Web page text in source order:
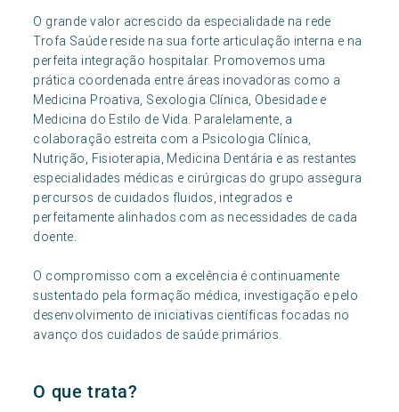
O grande valor acrescido da especialidade na rede
Trofa Saúde reside na sua forte articulação interna e na
perfeita integração hospitalar. Promovemos uma
prática coordenada entre áreas inovadoras como a
Medicina Proativa, Sexologia Clínica, Obesidade e
Medicina do Estilo de Vida. Paralelamente, a
colaboração estreita com a Psicologia Clínica,
Nutrição, Fisioterapia, Medicina Dentária e as restantes
especialidades médicas e cirúrgicas do grupo assegura
percursos de cuidados fluidos, integrados e
perfeitamente alinhados com as necessidades de cada
doente.
O compromisso com a excelência é continuamente
sustentado pela formação médica, investigação e pelo
desenvolvimento de iniciativas científicas focadas no
avanço dos cuidados de saúde primários.
O que trata?